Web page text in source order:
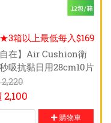
箱以上最低每入$169
自在】Air Cushion衛
吸抗黏日用28cm10片
包/箱
2,220
2,100
購物車